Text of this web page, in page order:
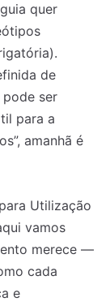
quer
de
ser
para a
amanhã é
Utilização
vamos
merece —
cada
e